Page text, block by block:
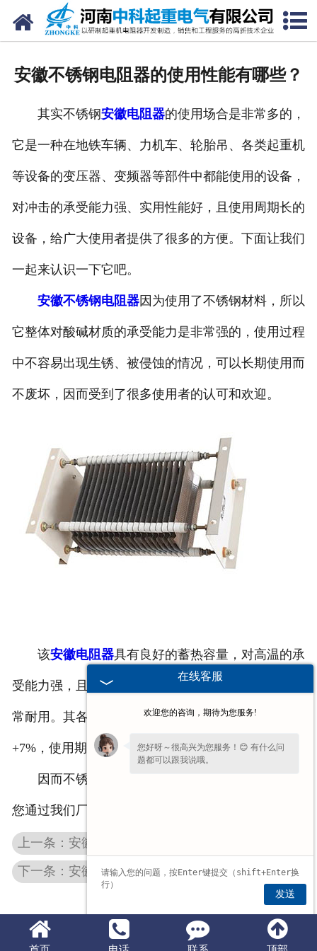
网站首页
公司风采
联系我们
安徽不锈钢电阻器的使用性能有哪些？
其实不锈钢安徽电阻器的使用场合是非常多的，
它是一种在地铁车辆、力机车、轮胎吊、各类起重机
等设备的变压器、变频器等部件中都能使用的设备，
对冲击的承受能力强、实用性能好，且使用周期长的
设备，给广大使用者提供了很多的方便。下面让我们
一起来认识一下它吧。
安徽不锈钢电阻器因为使用了不锈钢材料，所以
它整体对酸碱材质的承受能力是非常强的，使用过程
中不容易出现生锈、被侵蚀的情况，可以长期使用而
不废坏，因而受到了很多使用者的认可和欢迎。
该安徽电阻器具有良好的蓄热容量，对高温的承
受能力强，且不容易发生氧化、断裂的情况，因而非
常耐用。其各段的电阻值误差非常小，总阻值不大于
+7%，使用期间出现故障的几率非常低。
因而不锈钢电阻器的整体性能是非常好的，欢迎
您通过我们厂家进行购买。
上一条：安徽起重机电气柜的主要作用是什么
下一条：安徽起重机电阻器厂家分享一些关于电阻器的相关知识
在线客服
欢迎您的咨询，期待为您服务!
您好呀～很高兴为您服务！😊 有什么问
题都可以跟我说哦。
发送